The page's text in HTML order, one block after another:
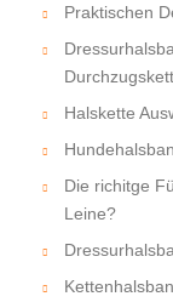
Praktischen
Halskette
Die richitge
Leine?